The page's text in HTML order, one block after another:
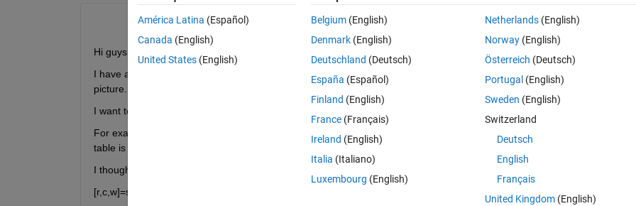
Hi guys,
I have an [r c w] matrix where r & c are the pixels of a hyperspectral picture and the w are the number of layers of the
picture.
I want to turn this matrix to [w , x] matrix.
For example. I want the values of w for the pixel 1,1 below 1. and the values of w of the pixel 1,2 below 2 until the whole
table is finished.
I thought of the following commands but I'm not sure if it works because my matrix is massive.
[r,c,w]=size(reflectances) A=reshape(reflectances,w,r*c);
América Latina (Español)
Canada (English)
United States (English)
Belgium (English)
Denmark (English)
Deutschland (Deutsch)
España (Español)
Finland (English)
France (Français)
Ireland (English)
Italia (Italiano)
Luxembourg (English)
Netherlands(English)
Norway(English)
Österreich (Deutsch)
Portugal (English)
Sweden (English)
Switzerland
Deutsch
English
Français
United Kingdom(English)